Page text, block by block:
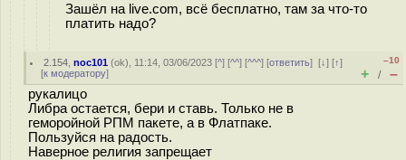
Зашёл на live.com, всё бесплатно, там за что-то
платить надо?
2.154 ,noc101 (ok), 11:14, 03/06/2023 [^] [^^] [^^^] [ответить][↓] [↑]
[к модератору]
–10
+ / –
рукалицо
Либра остается, бери и ставь. Только не в
геморойной РПМ пакете, а в Флатпаке.
Пользуйся на радость.
Наверное религия запрещает